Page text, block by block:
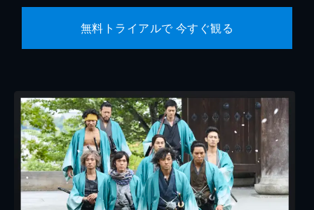
無料トライアルで 今すぐ観る